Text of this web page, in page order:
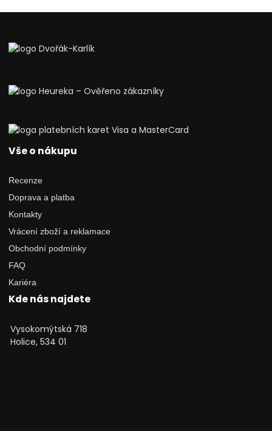
Vše o nákupu
Recenze
Doprava a platba
Kontakty
Vrácení zboží a reklamace
Obchodní podmínky
FAQ
Kariéra
Kde nás najdete
Vysokomýtská 718
Holice, 534 01